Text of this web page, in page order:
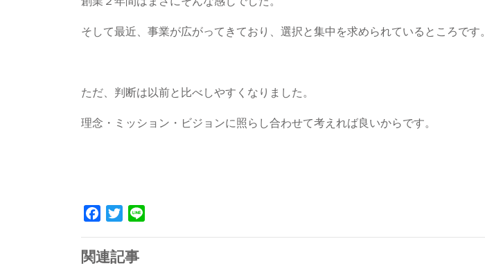
そして最近、事業が広がってきており、選択と集中を求められているところです。
ただ、判断は以前と比べしやすくなりました。
理念・ミッション・ビジョンに照らし合わせて考えれば良いからです。
Facebook
Twitter
関連記事